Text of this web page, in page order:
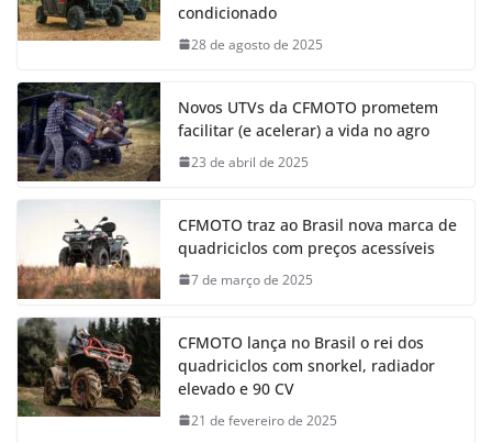
condicionado
28 de agosto de 2025
Novos UTVs da CFMOTO prometem
facilitar (e acelerar) a vida no agro
23 de abril de 2025
CFMOTO traz ao Brasil nova marca de
quadriciclos com preços acessíveis
7 de março de 2025
CFMOTO lança no Brasil o rei dos
quadriciclos com snorkel, radiador
elevado e 90 CV
21 de fevereiro de 2025